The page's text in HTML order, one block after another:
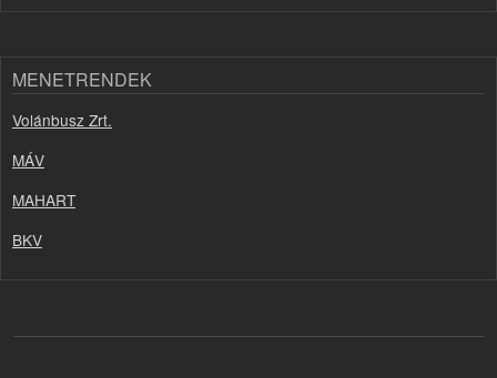
MENETRENDEK
Volánbusz Zrt.
MÁV
MAHART
BKV